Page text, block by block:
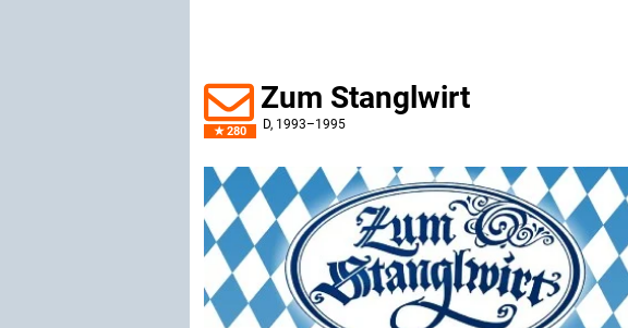
280
Zum Stanglwirt
D, 1993–1995